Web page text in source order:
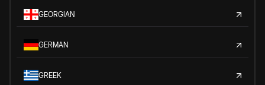
GEORGIAN
GERMAN
GREEK